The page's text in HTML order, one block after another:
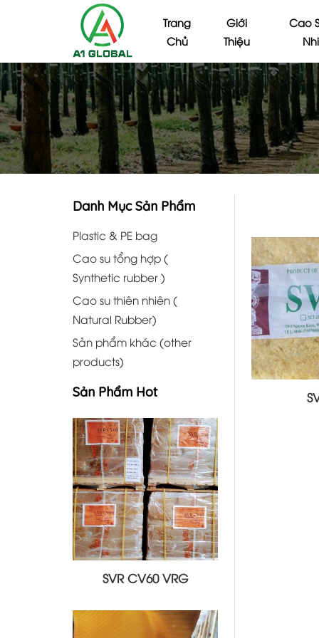
Trang
Chủ
Giới
Thiệu
Cao
Danh Mục Sản Phẩm
Plastic & PE bag
Cao su tổng hợp (
Synthetic rubber )
Cao su thiên nhiên (
Natural Rubber)
Sản phẩm khác (other
products)
Sản Phẩm Hot
SVR CV60 VRG